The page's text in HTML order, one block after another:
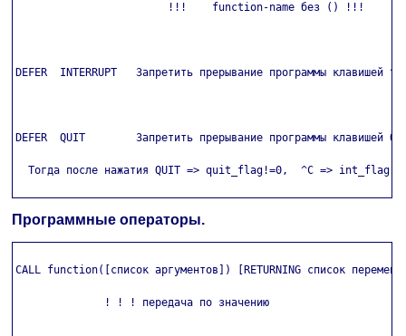
                        !!!    function-name без () !!!
DEFER  INTERRUPT   Запретить прерывание программы клавишей ^C
DEFER  QUIT        Запретить прерывание программы клавишей
Тогда после нажатия QUIT => quit_flag!=0,  ^C =>
Программные операторы.
CALL function([список аргументов]) [RETURNING список
              ! ! ! передача по значению